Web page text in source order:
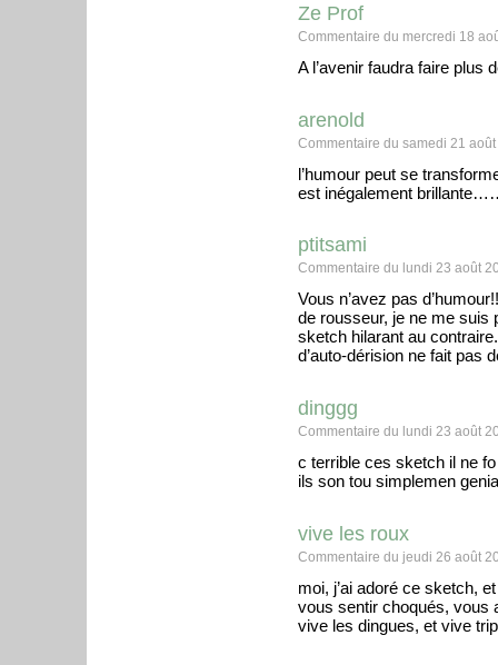
Ze Prof
Commentaire du mercredi 18
A l’avenir faudra faire
arenold
Commentaire du samedi 21
l’humour peut se
est inégalement
ptitsami
Commentaire du lundi 23 août
Vous n’avez pas
de rousseur, je ne me suis
sketch hilarant au
d’auto-dérision ne fait pas
dinggg
Commentaire du lundi 23 août
c terrible ces sketch il ne
ils son tou simplemen
vive les roux
Commentaire du jeudi 26 août
moi, j’ai adoré ce sketch,
vous sentir choqués, vous
vive les dingues, et vive